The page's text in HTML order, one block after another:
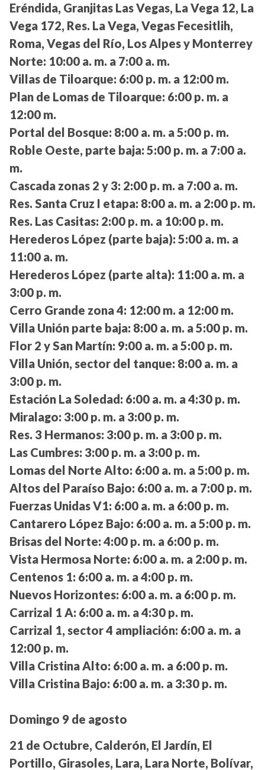
Eréndida, Granjitas Las Vegas, La Vega 12, La
Vega 172, Res. La Vega, Vegas Fecesitlih,
Roma, Vegas del Río, Los Alpes y Monterrey
Norte: 10:00 a. m. a 7:00 a. m.
Villas de Tiloarque: 6:00 p. m. a 12:00 m.
Plan de Lomas de Tiloarque: 6:00 p. m. a
12:00 m.
Portal del Bosque: 8:00 a. m. a 5:00 p. m.
Roble Oeste, parte baja: 5:00 p. m. a 7:00 a.
m.
Cascada zonas 2 y 3: 2:00 p. m. a 7:00 a. m.
Res. Santa Cruz I etapa: 8:00 a. m. a 2:00 p. m.
Res. Las Casitas: 2:00 p. m. a 10:00 p. m.
Herederos López (parte baja): 5:00 a. m. a
11:00 a. m.
Herederos López (parte alta): 11:00 a. m. a
3:00 p. m.
Cerro Grande zona 4: 12:00 m. a 12:00 m.
Villa Unión parte baja: 8:00 a. m. a 5:00 p. m.
Flor 2 y San Martín: 9:00 a. m. a 5:00 p. m.
Villa Unión, sector del tanque: 8:00 a. m. a
3:00 p. m.
Estación La Soledad: 6:00 a. m. a 4:30 p. m.
Miralago: 3:00 p. m. a 3:00 p. m.
Res. 3 Hermanos: 3:00 p. m. a 3:00 p. m.
Las Cumbres: 3:00 p. m. a 3:00 p. m.
Lomas del Norte Alto: 6:00 a. m. a 5:00 p. m.
Altos del Paraíso Bajo: 6:00 a. m. a 7:00 p. m.
Fuerzas Unidas V1: 6:00 a. m. a 6:00 p. m.
Cantarero López Bajo: 6:00 a. m. a 5:00 p. m.
Brisas del Norte: 4:00 p. m. a 6:00 p. m.
Vista Hermosa Norte: 6:00 a. m. a 2:00 p. m.
Centenos 1: 6:00 a. m. a 4:00 p. m.
Nuevos Horizontes: 6:00 a. m. a 6:00 p. m.
Carrizal 1 A: 6:00 a. m. a 4:30 p. m.
Carrizal 1, sector 4 ampliación: 6:00 a. m. a
12:00 p. m.
Villa Cristina Alto: 6:00 a. m. a 6:00 p. m.
Villa Cristina Bajo: 6:00 a. m. a 3:30 p. m.
Domingo 9 de agosto
21 de Octubre, Calderón, El Jardín, El
Portillo, Girasoles, Lara, Lara Norte, Bolívar,